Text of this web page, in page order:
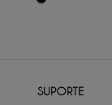
SUPORTE